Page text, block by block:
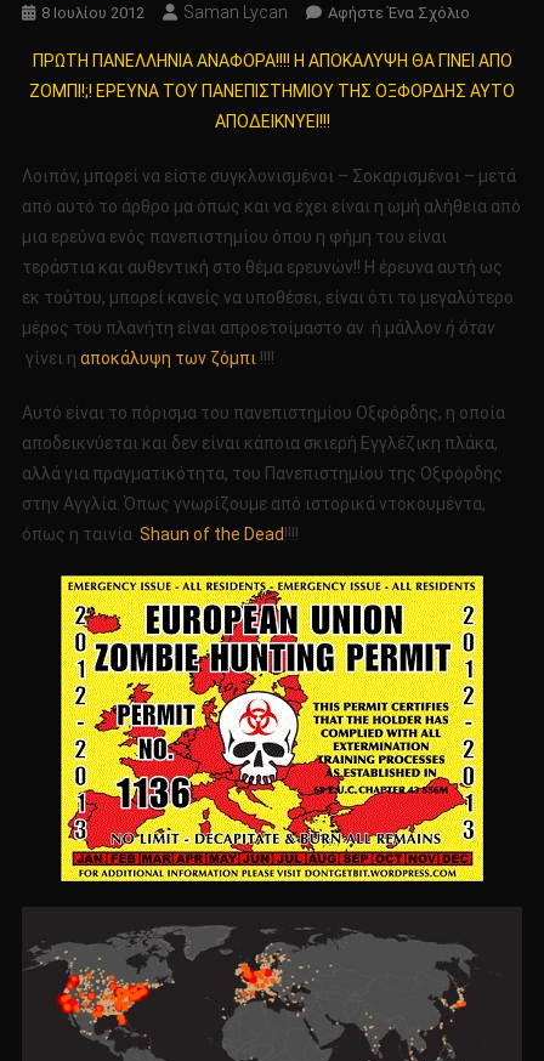
8 Ιουλίου 2012 Saman Lycan Αφήστε Ένα ΣχόλιοΓια
ΠΡΩΤΗ
ΘΑ
ΑΠΟ
ΖΟΜΠΙ!;!
ΤΗΣ
ΠΡΩΤΗ ΠΑΝΕΛΛΗΝΙΑ ΑΝΑΦΟΡΑ!!!! Η ΑΠΟΚΑΛΥΨΗ ΘΑ ΓΙΝΕΙ ΑΠΟ
ΖΟΜΠΙ!;! ΕΡΕΥΝΑ ΤΟΥ ΠΑΝΕΠΙΣΤΗΜΙΟΥ ΤΗΣ ΟΞΦΟΡΔΗΣ ΑΥΤΟ
ΑΠΟΔΕΙΚΝΥΕΙ!!!
Λοιπόν, μπορεί να είστε συγκλονισμένοι – Σοκαρισμένοι – μετά
από αυτό το άρθρο μα όπως και να έχει είναι η ωμή αλήθεια από
μια ερεύνα ενός πανεπιστημίου όπου η φήμη του είναι
τεράστια και αυθεντική στο θέμα ερευνών!! Η έρευνα αυτή ως
εκ τούτου, μπορεί κανείς να υποθέσει, είναι ότι το μεγαλύτερο
μέρος του πλανήτη είναι απροετοίμαστο αν ή μάλλον ή όταν
γίνει η αποκάλυψη των ζόμπι !!!!
Αυτό είναι το πόρισμα του πανεπιστημίου Οξφόρδης, η οποία
αποδεικνύεται και δεν είναι κάποια σκιερή Εγγλέζικη πλάκα,
αλλά για πραγματικότητα, του Πανεπιστημίου της Οξφόρδης
στην Αγγλία. Όπως γνωρίζουμε από ιστορικά ντοκουμέντα,
όπως η ταινία Shaun of the Dead!!!!